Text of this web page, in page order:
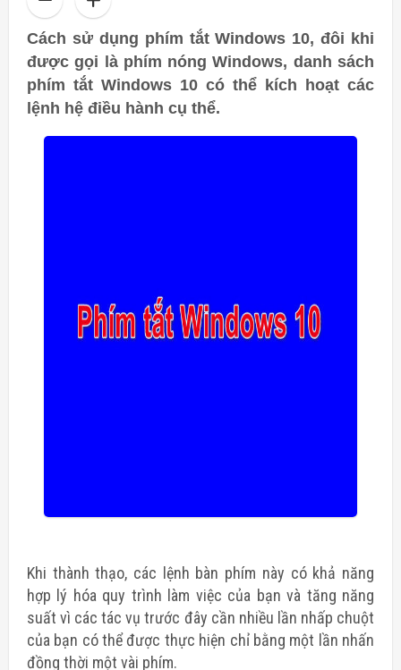
Cách sử dụng phím tắt Windows 10, đôi khi
được gọi là phím nóng Windows, danh sách
phím tắt Windows 10 có thể kích hoạt các
lệnh hệ điều hành cụ thể.
Khi thành thạo, các lệnh bàn phím này có khả năng
hợp lý hóa quy trình làm việc của bạn và tăng năng
suất vì các tác vụ trước đây cần nhiều lần nhấp chuột
của bạn có thể được thực hiện chỉ bằng một lần nhấn
đồng thời một vài phím.